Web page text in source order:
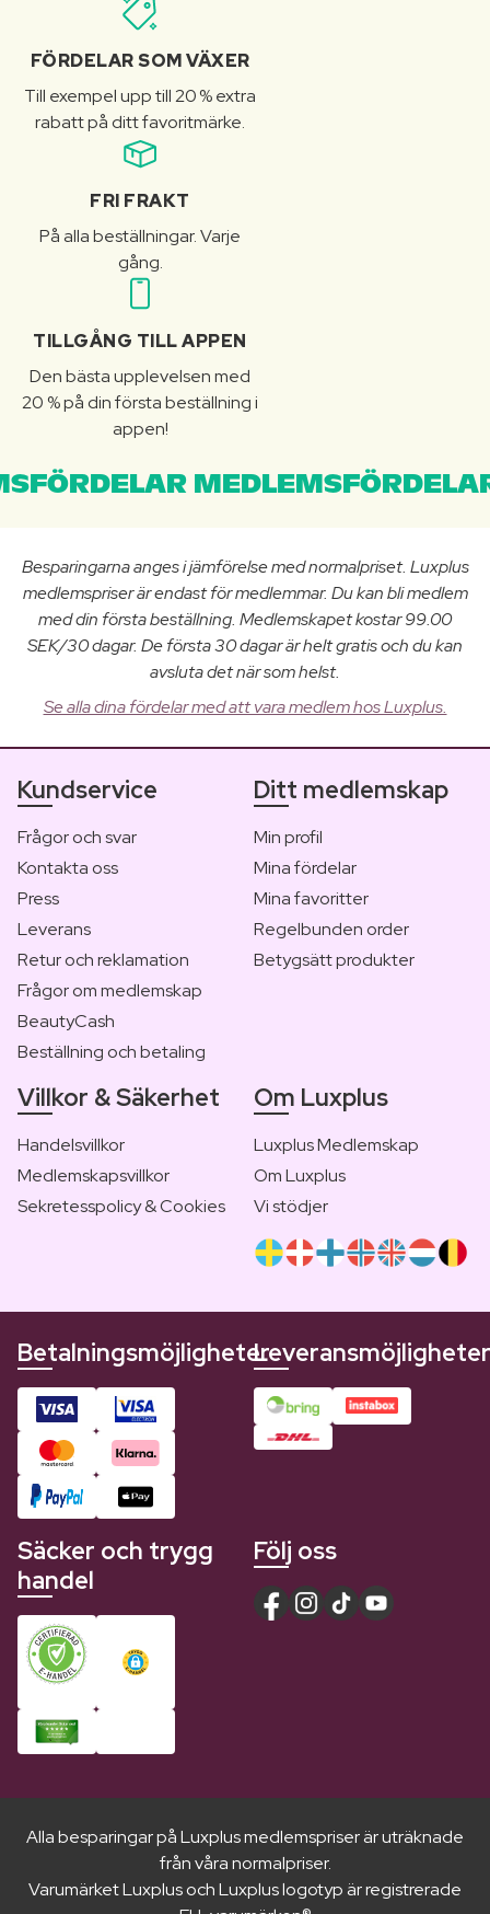
FÖRDELAR SOM VÄXER
Till exempel upp till 20 % extra
rabatt på ditt favoritmärke.
FRI FRAKT
På alla beställningar. Varje
gång.
TILLGÅNG TILL APPEN
Den bästa upplevelsen med
20 % på din första beställning i
appen!
Besparingarna anges i jämförelse med normalpriset. Luxplus
medlemspriser är endast för medlemmar. Du kan bli medlem
med din första beställning. Medlemskapet kostar 99.00
SEK/30 dagar. De första 30 dagar är helt gratis och du kan
avsluta det när som helst.
Se alla dina fördelar med att vara medlem hos Luxplus.
Kundservice
Frågor och svar
Kontakta oss
Press
Leverans
Retur och reklamation
Frågor om medlemskap
BeautyCash
Beställning och betaling
Ditt medlemskap
Min profil
Mina fördelar
Mina favoritter
Regelbunden order
Betygsätt produkter
Villkor & Säkerhet
Handelsvillkor
Medlemskapsvillkor
Sekretesspolicy & Cookies
Om Luxplus
Luxplus Medlemskap
Om Luxplus
Vi stödjer
BetalningsmöjligheterLeveransmöjligheter
Säcker och trygg
handel
Följ oss
Alla besparingar på Luxplus medlemspriser är uträknade
från våra normalpriser.
Varumärket Luxplus och Luxplus logotyp är registrerade